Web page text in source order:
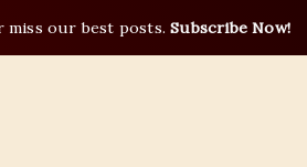
miss our best posts.Subscribe Now!